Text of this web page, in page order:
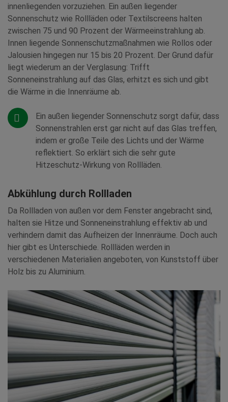
innenliegenden vorzuziehen. Ein außen liegender
Sonnenschutz wie Rollläden oder Textilscreens halten
zwischen 75 und 90 Prozent der Wärmeeinstrahlung ab.
Innen liegende Sonnenschutzmaßnahmen wie Rollos oder
Jalousien hingegen nur 15 bis 20 Prozent. Der Grund dafür
liegt wiederum an der Verglasung: Trifft
Sonneneinstrahlung auf das Glas, erhitzt es sich und gibt
die Wärme in die Innenräume ab.
Ein außen liegender Sonnenschutz sorgt dafür, dass
Sonnenstrahlen erst gar nicht auf das Glas treffen,
indem er große Teile des Lichts und der Wärme
reflektiert. So erklärt sich die sehr gute
Hitzeschutz-Wirkung von Rollläden.
Abkühlung durch Rollladen
Da Rollladen von außen vor dem Fenster angebracht sind,
halten sie Hitze und Sonneneinstrahlung effektiv ab und
verhindern damit das Aufheizen der Innenräume. Doch auch
hier gibt es Unterschiede. Rollläden werden in
verschiedenen Materialien angeboten, von Kunststoff über
Holz bis zu Aluminium.